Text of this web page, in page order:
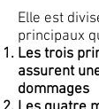
Elle est
principaux
Les trois
assurent
dommages